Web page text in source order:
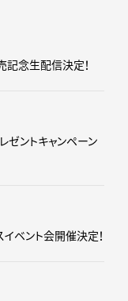
記念生配信決定！
ゼントキャンペーン
ベント会開催決定！